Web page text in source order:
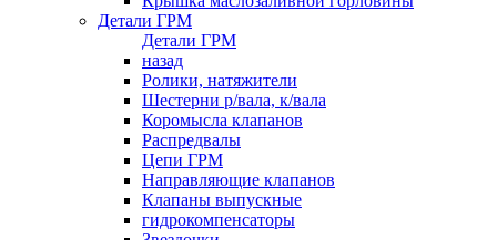
Детали ГРМ
Детали ГРМ
назад
Ролики, натяжители
Шестерни р/вала, к/вала
Коромысла клапанов
Распредвалы
Цепи ГРМ
Направляющие клапанов
Клапаны выпускные
гидрокомпенсаторы